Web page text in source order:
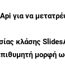
για να
κλάσης
μορφή